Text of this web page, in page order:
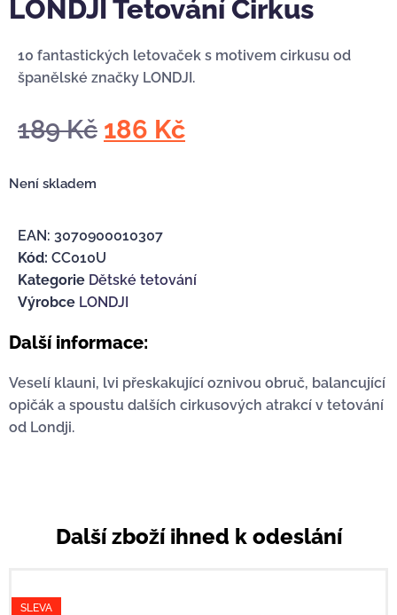
LONDJI Tetování Cirkus
10 fantastických letovaček s motivem cirkusu od
španělské značky LONDJI.
189Kč 186 Kč
Není skladem
EAN: 3070900010307
Kód: CC010U
Kategorie Dětské tetování
Výrobce LONDJI
Další informace:
Veselí klauni, lvi přeskakující oznivou obruč, balancující
opičák a spoustu dalších cirkusových atrakcí v tetování
od Londji.
Další zboží ihned k odeslání
SLEVA